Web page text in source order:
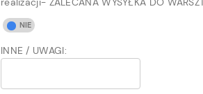
INNE / UWAGI: